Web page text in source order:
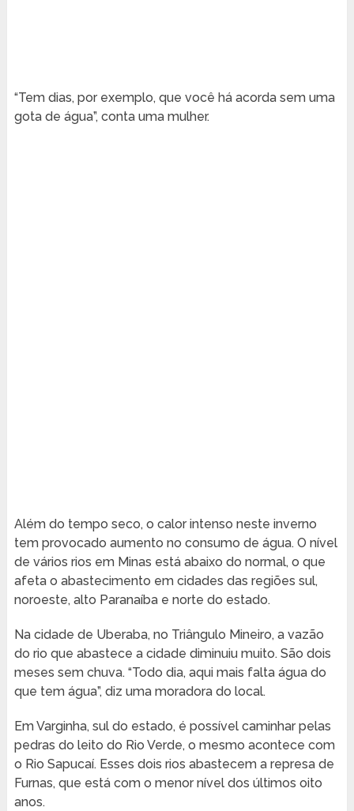
“Tem dias, por exemplo, que você há acorda sem uma
gota de água”, conta uma mulher.
Além do tempo seco, o calor intenso neste inverno
tem provocado aumento no consumo de água. O nível
de vários rios em Minas está abaixo do normal, o que
afeta o abastecimento em cidades das regiões sul,
noroeste, alto Paranaíba e norte do estado.
Na cidade de Uberaba, no Triângulo Mineiro, a vazão
do rio que abastece a cidade diminuiu muito. São dois
meses sem chuva. “Todo dia, aqui mais falta água do
que tem água”, diz uma moradora do local.
Em Varginha, sul do estado, é possível caminhar pelas
pedras do leito do Rio Verde, o mesmo acontece com
o Rio Sapucaí. Esses dois rios abastecem a represa de
Furnas, que está com o menor nível dos últimos oito
anos.